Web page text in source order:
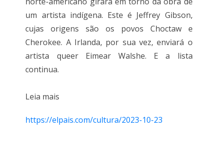
um artista indígena. Este é Jeffrey Gibson,
cujas origens são os povos Choctaw e
Cherokee. A Irlanda, por sua vez, enviará o
artista queer Eimear Walshe. E a lista
continua.
Leia mais
https://elpais.com/cultura/2023-10-23